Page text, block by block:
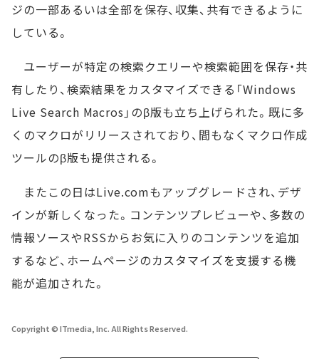
ジの一部あるいは全部を保存、収集、共有できるように
している。
ユーザーが特定の検索クエリーや検索範囲を保存・共
有したり、検索結果をカスタマイズできる「Windows
Live Search Macros」のβ版も立ち上げられた。既に多
くのマクロがリリースされており、間もなくマクロ作成
ツールのβ版も提供される。
またこの日はLive.comもアップグレードされ、デザ
インが新しくなった。コンテンツプレビューや、多数の
情報ソースやRSSからお気に入りのコンテンツを追加
するなど、ホームページのカスタマイズを支援する機
能が追加された。
Copyright © ITmedia, Inc. All Rights Reserved.